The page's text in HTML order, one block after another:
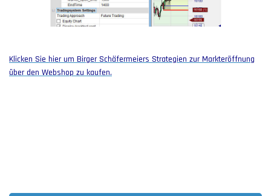
Klicken Sie hier um Birger Schäfermeiers Strategien zur Markteröffnung
über den Webshop zu kaufen.